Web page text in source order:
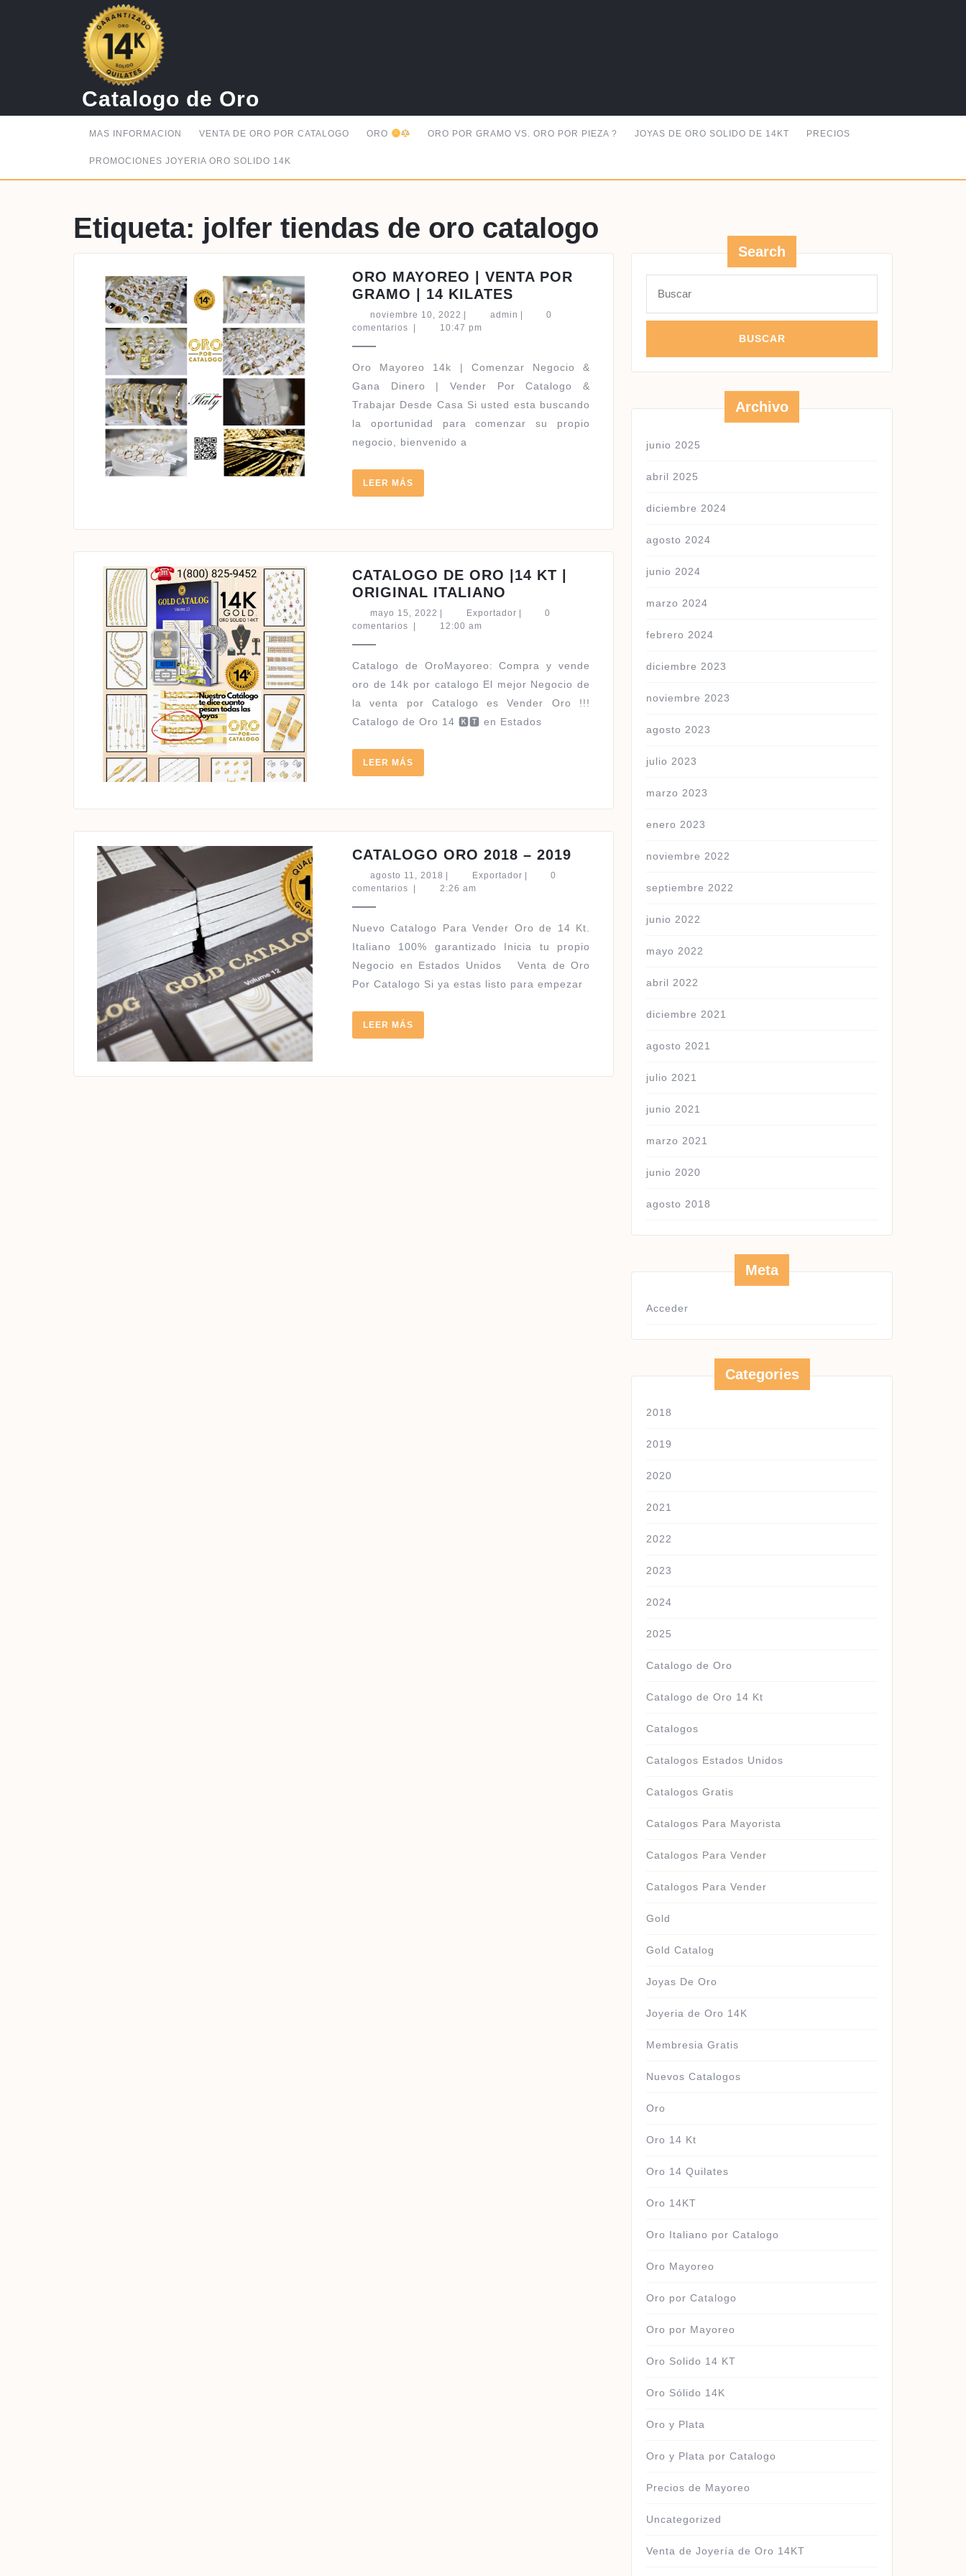
Catalogo de Oro
MAS INFORMACION VENTA DE ORO POR CATALOGO ORO ORO POR GRAMO VS. ORO POR PIEZA ? JOYAS DE ORO SOLIDO DE 14KT PRECIOS
PROMOCIONES JOYERIA ORO SOLIDO 14K
Etiqueta: jolfer tiendas de oro catalogo
ORO MAYOREO | VENTA POR
GRAMO | 14 KILATES
MAYOREO
POR
GRAMO
KILATES
noviembre 10, 2022 noviembre
10,
admin admin
0
comentarios
10:47 pm
Oro Mayoreo 14k | Comenzar Negocio &
Gana Dinero | Vender Por Catalogo &
Trabajar Desde Casa Si usted esta buscando
la oportunidad para comenzar su propio
negocio, bienvenido a
LEER MÁS
MÁS
CATALOGO DE ORO |14 KT |
ORIGINAL ITALIANO
DE
KT
ORIGINAL
mayo 15, 2022 mayo
15,
ExportadorExportador
0
comentarios
12:00 am
oro de 14k por catalogo El mejor Negocio de
la venta por Catalogo es Vender Oro !!!
Catalogo de Oro 14 🅺🆃 en Estados
LEER MÁS
MÁS
CATALOGO ORO 2018 – 2019 CATALOGO
2019
agosto 11, 2018 agosto
11,
ExportadorExportador
0
comentarios
2:26 am
Nuevo Catalogo Para Vender Oro de 14 Kt.
Italiano 100% garantizado Inicia tu propio
Negocio en Estados Unidos Venta de Oro
Por Catalogo Si ya estas listo para empezar
LEER MÁS
MÁS
Search
Archivo
junio 2025
abril 2025
diciembre 2024
agosto 2024
junio 2024
marzo 2024
febrero 2024
diciembre 2023
noviembre 2023
agosto 2023
julio 2023
marzo 2023
enero 2023
noviembre 2022
septiembre 2022
junio 2022
mayo 2022
abril 2022
diciembre 2021
agosto 2021
julio 2021
junio 2021
marzo 2021
junio 2020
agosto 2018
Meta
Acceder
Categories
2018
2019
2020
2021
2022
2023
2024
2025
Catalogo de Oro
Catalogo de Oro 14 Kt
Catalogos
Catalogos Estados Unidos
Catalogos Gratis
Catalogos Para Mayorista
Catalogos Para Vender
Catalogos Para Vender
Gold
Gold Catalog
Joyas De Oro
Joyeria de Oro 14K
Membresia Gratis
Nuevos Catalogos
Oro
Oro 14 Kt
Oro 14 Quilates
Oro 14KT
Oro Italiano por Catalogo
Oro Mayoreo
Oro por Catalogo
Oro por Mayoreo
Oro Solido 14 KT
Oro Sólido 14K
Oro y Plata
Oro y Plata por Catalogo
Precios de Mayoreo
Uncategorized
Venta de Joyería de Oro 14KT